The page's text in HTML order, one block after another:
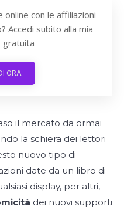
online con le affiliazioni
Accedi subito alla mia
gratuita
ORA
il mercato da ormai
la schiera dei lettori
nuovo tipo di
date da un libro di
display, per altri,
dei nuovi supporti